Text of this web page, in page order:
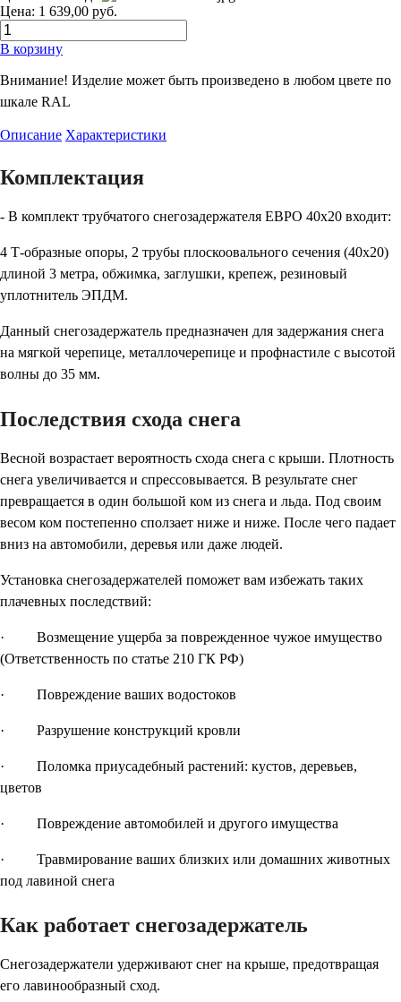
Цена: 1 639,00 руб.
В корзину
Внимание! Изделие может быть произведено в любом цвете по
шкале RAL
Описание Характеристики
Комплектация
- В комплект трубчатого снегозадержателя ЕВРО 40х20 входит:
4 Т-образные опоры, 2 трубы плоскоовального сечения (40х20)
длиной 3 метра, обжимка, заглушки, крепеж, резиновый
уплотнитель ЭПДМ.
Данный снегозадержатель предназначен для задержания снега
на мягкой черепице, металлочерепице и профнастиле с высотой
волны до 35 мм.
Последствия схода снега
Весной возрастает вероятность схода снега с крыши. Плотность
снега увеличивается и спрессовывается. В результате снег
превращается в один большой ком из снега и льда. Под своим
весом ком постепенно сползает ниже и ниже. После чего падает
вниз на автомобили, деревья или даже людей.
Установка снегозадержателей поможет вам избежать таких
плачевных последствий:
· Возмещение ущерба за поврежденное чужое имущество
(Ответственность по статье 210 ГК РФ)
· Повреждение ваших водостоков
· Разрушение конструкций кровли
· Поломка приусадебный растений: кустов, деревьев,
цветов
· Повреждение автомобилей и другого имущества
· Травмирование ваших близких или домашних животных
под лавиной снега
Как работает снегозадержатель
Снегозадержатели удерживают снег на крыше, предотвращая
его лавинообразный сход.